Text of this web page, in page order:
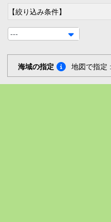
【絞り込み条件】
---
海域の指定 地図で指定 :